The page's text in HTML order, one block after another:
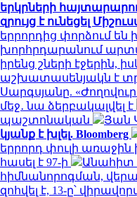
երկրների
զրույց է ունեցել
երրորդից փորձում
խորհրդարանում
իրենց շների էջերին,
աշխատասենյակն է
Սարգսյանը.
մեջ․ նա ձերբակալվել է
պաշտոնական
Յան
կյանք է խլել. Bloomberg
երրորդ փուլի
հասել է 97-ի
Անահիտ
հիմնանորոգման,
զոհվել է, 13-ը՝